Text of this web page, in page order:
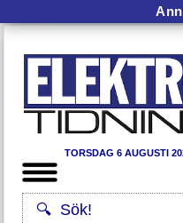
TORSDAG 6 AUGUSTI